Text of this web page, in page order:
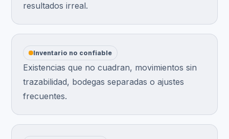
resultados irreal.
Inventario no confiable
Existencias que no cuadran, movimientos sin
trazabilidad, bodegas separadas o ajustes
frecuentes.